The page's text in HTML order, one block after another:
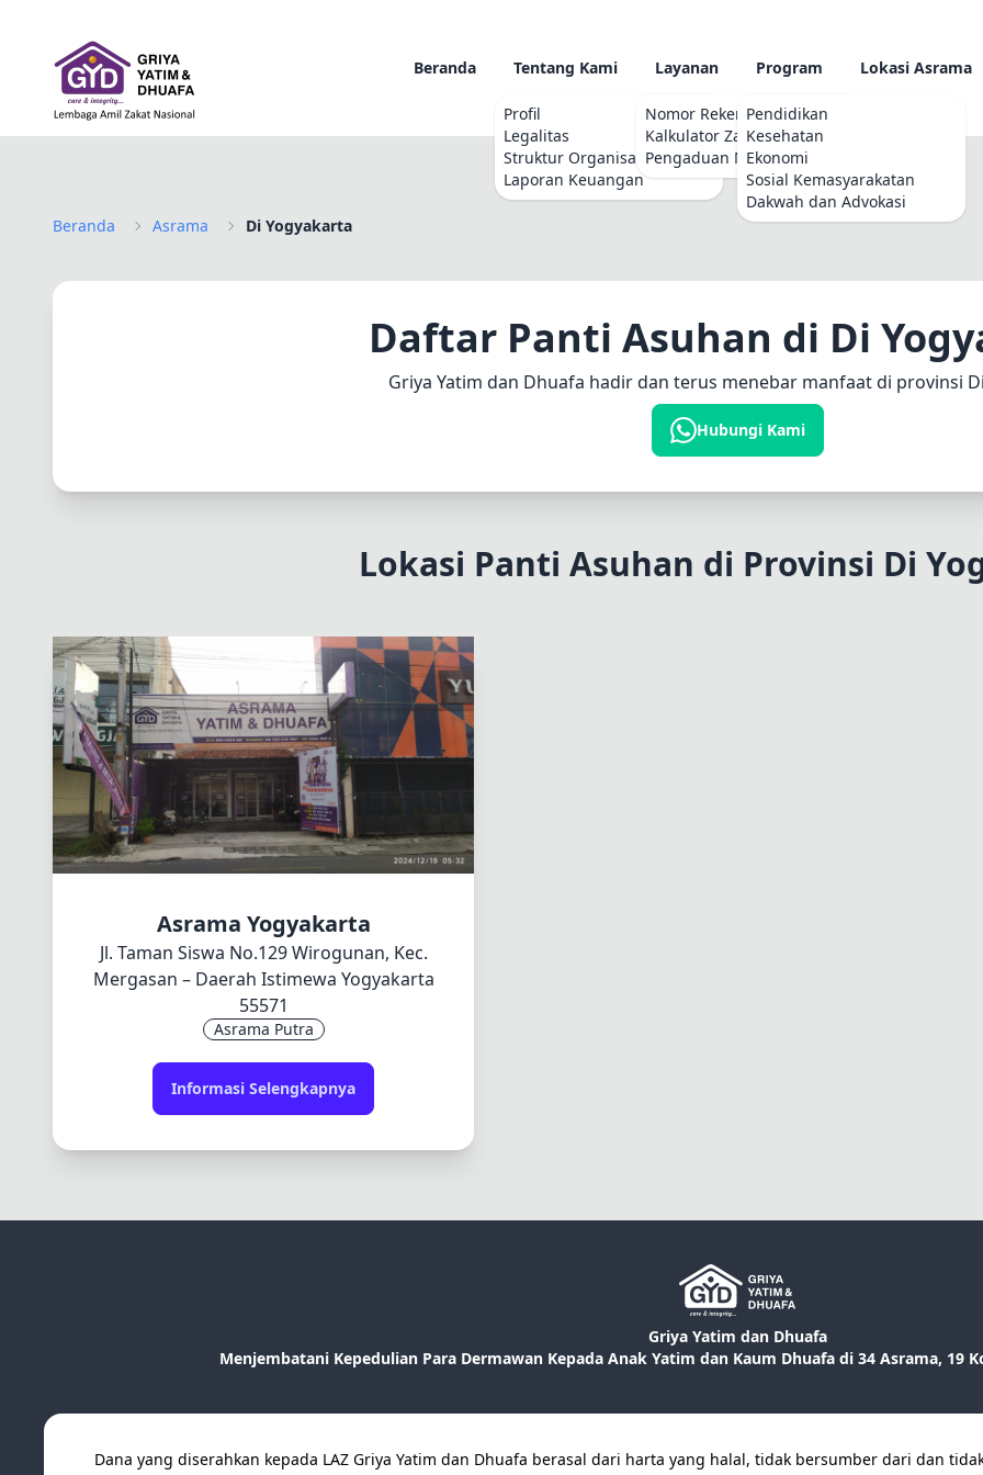
Beranda Tentang Kami
Profil
Legalitas
Struktur Organisasi
Laporan Keuangan
Layanan
Nomor Rekening
Kalkulator Zakat
Pengaduan Masyarakat
Program
Pendidikan
Kesehatan
Ekonomi
Sosial Kemasyarakatan
Dakwah dan Advokasi
Lokasi Asrama
Beranda Asrama Di Yogyakarta
Daftar Panti Asuhan di Di
Griya Yatim dan Dhuafa hadir dan terus menebar manfaat di provinsi
Hubungi Kami
Lokasi Panti Asuhan di Provinsi Di
Asrama Yogyakarta
Jl. Taman Siswa No.129 Wirogunan, Kec.
Mergasan – Daerah Istimewa Yogyakarta
55571
Asrama Putra
Informasi Selengkapnya
Griya Yatim dan Dhuafa
Menjembatani Kepedulian Para Dermawan Kepada Anak Yatim dan Kaum Dhuafa di 34 Asrama, 19
Dana yang diserahkan kepada LAZ Griya Yatim dan Dhuafa berasal dari harta yang halal, tidak bersumber dari dan